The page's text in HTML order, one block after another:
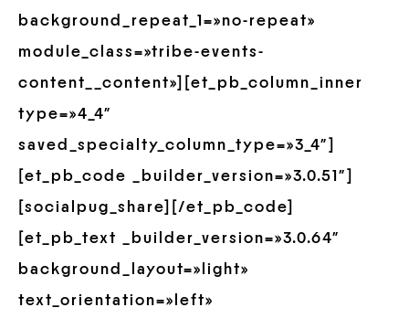
background_repeat_1=»no-repeat»
module_class=»tribe-events-
content__content»][et_pb_column_inner
type=»4_4″
saved_specialty_column_type=»3_4″]
[et_pb_code _builder_version=»3.0.51″]
[socialpug_share][/et_pb_code]
[et_pb_text _builder_version=»3.0.64″
background_layout=»light»
text_orientation=»left»